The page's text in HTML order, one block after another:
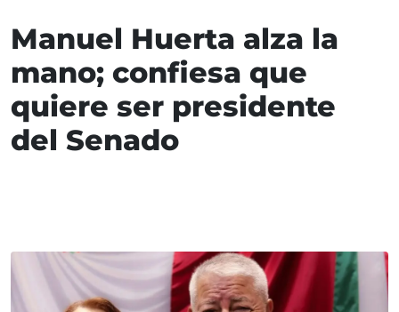
Manuel Huerta alza la
mano; confiesa que
quiere ser presidente
del Senado